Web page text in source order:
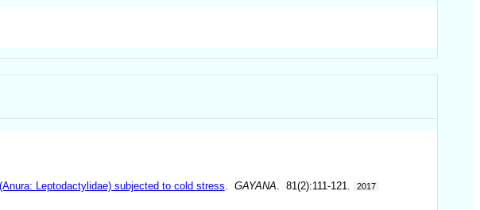
Leptodactylidae) subjected to cold stress GAYANA . 81(2):111-121. 2017